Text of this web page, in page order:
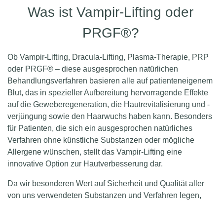
Was ist Vampir-Lifting oder
PRGF®?
Ob Vampir-Lifting, Dracula-Lifting, Plasma-Therapie, PRP
oder PRGF® – diese ausgesprochen natürlichen
Behandlungsverfahren basieren alle auf patienteneigenem
Blut, das in spezieller Aufbereitung hervorragende Effekte
auf die Geweberegeneration, die Hautrevitalisierung und -
verjüngung sowie den Haarwuchs haben kann. Besonders
für Patienten, die sich ein ausgesprochen natürliches
Verfahren ohne künstliche Substanzen oder mögliche
Allergene wünschen, stellt das Vampir-Lifting eine
innovative Option zur Hautverbesserung dar.
Da wir besonderen Wert auf Sicherheit und Qualität aller
von uns verwendeten Substanzen und Verfahren legen,